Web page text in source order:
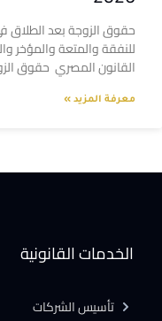
للنفقة والمتعة والمؤخر
القانون المصري حقوق
معرفة المزيد »
الخدمات القانونية
تأسيس الشركات